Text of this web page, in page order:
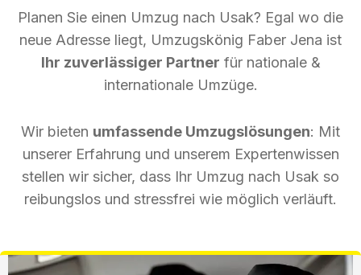
Planen Sie einen Umzug nach Usak? Egal wo die
neue Adresse liegt, Umzugskönig Faber Jena ist
Ihr zuverlässiger Partner für nationale &
internationale Umzüge.
Wir bieten umfassende Umzugslösungen: Mit
unserer Erfahrung und unserem Expertenwissen
stellen wir sicher, dass Ihr Umzug nach Usak so
reibungslos und stressfrei wie möglich verläuft.